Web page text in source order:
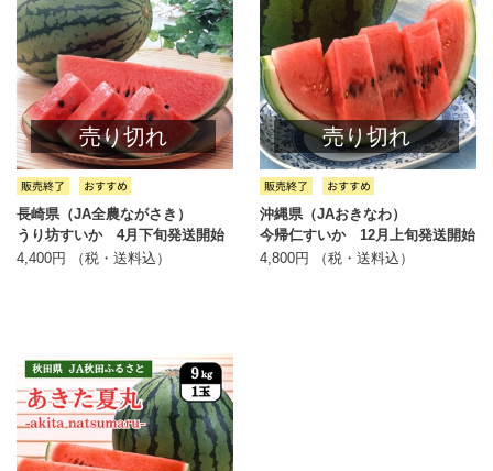
売り切れ
長崎県（JA全農ながさき）
うり坊すいか 4月下旬発送開始
4,400円 （税・送料込）
売り切れ
沖縄県（JAおきなわ）
今帰仁すいか 12月上旬発送開始
4,800円 （税・送料込）